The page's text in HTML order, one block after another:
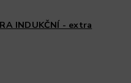
INDUKČNÍ - extra